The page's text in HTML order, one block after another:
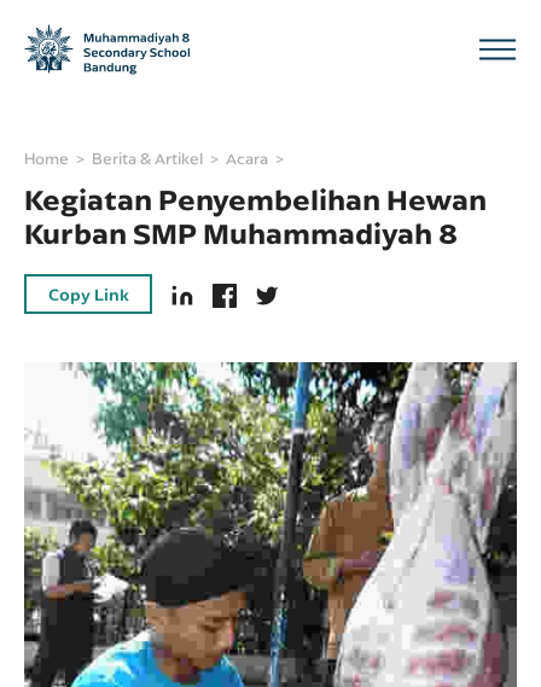
Home Berita & Artikel Acara
Kegiatan Penyembelihan Hewan
Kurban SMP Muhammadiyah 8
Copy Link